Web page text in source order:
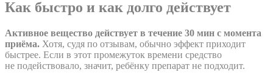
Как быстро и как долго действует
Активное вещество действует в течение 30 мин с момента
приёма. Хотя, судя по отзывам, обычно эффект приходит
быстрее. Если в этот промежуток времени средство
не подействовало, значит, ребёнку препарат не подходит.